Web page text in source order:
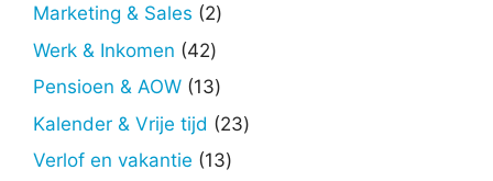
Marketing & Sales 22
Werk & Inkomen 4242
producten
Pensioen & AOW 1313
producten
Kalender & Vrije tijd 2323
Verlof en vakantie 1313